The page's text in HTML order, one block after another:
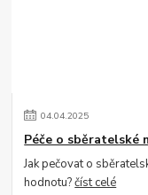
04.04.2025
Péče o sběratelské
Jak pečovat o
hodnotu?číst celé